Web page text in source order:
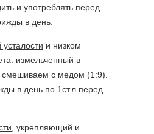
и употреблять перед
в день.
и низком
измельченный в
смешиваем с медом (1:9).
в день по 1ст.л перед
, укрепляющий и